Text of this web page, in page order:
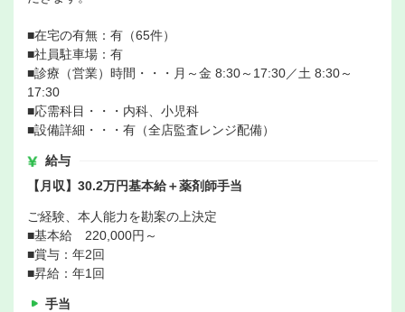
■在宅の有無：有（65件）
■社員駐車場：有
■診療（営業）時間・・・月～金 8:30～17:30／土 8:30～
17:30
■応需科目・・・内科、小児科
■設備詳細・・・有（全店監査レンジ配備）
給与
【月収】30.2万円基本給＋薬剤師手当
ご経験、本人能力を勘案の上決定
■基本給 220,000円～
■賞与：年2回
■昇給：年1回
手当